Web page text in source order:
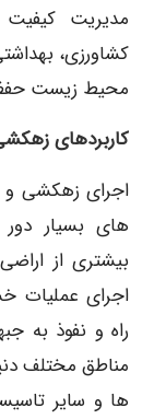
مدیریت
کشاورزی،
محیط زیست
کاربردهای
اجرای زهکشی و
های بسیار
بیشتری از
اجرای عملیات
راه و نفوذ به
مناطق مختلف
ها و سایر